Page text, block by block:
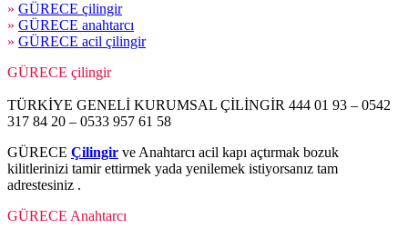
» GÜRECE çilingir
» GÜRECE anahtarcı
» GÜRECE acil çilingir
GÜRECE çilingir
TÜRKİYE GENELİ KURUMSAL ÇİLİNGİR 444 01 93 – 0542
317 84 20 – 0533 957 61 58
GÜRECE Çilingir ve Anahtarcı acil kapı açtırmak bozuk
kilitlerinizi tamir ettirmek yada yenilemek istiyorsanız tam
adrestesiniz .
GÜRECE Anahtarcı